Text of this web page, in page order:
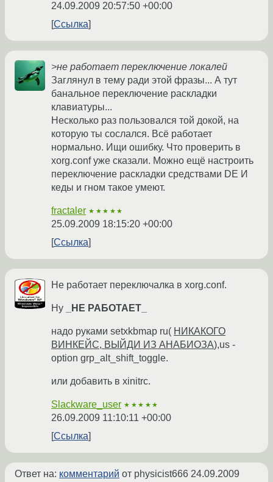
24.09.2009 20:57:50 +00:00
Ссылка
>не работает переключение локалей
Заглянул в тему ради этой фразы... А тут
банальное переключение раскладки
клавиатуры...
Несколько раз пользовался той докой, на
которую ты сослался. Всё работает
нормально. Ищи ошибку. Что проверить в
xorg.conf уже сказали. Можно ещё настроить
переключение раскладки средствами DE И
кеды и гном такое умеют.
fractaler ★★★★★
25.09.2009 18:15:20 +00:00
Ссылка
Не работает переключалка в xorg.conf.
Ну _НЕ РАБОТАЕТ_
надо руками setxkbmap ru( НИКАКОГО
ВИНКЕЙС, ВЫЙДИ ИЗ АНАБИОЗА),us -
option grp_alt_shift_toggle.
или добавить в xinitrc.
Slackware_user ★★★★★
26.09.2009 11:10:11 +00:00
Ссылка
Ответ на: комментарий от physicist666 24.09.2009